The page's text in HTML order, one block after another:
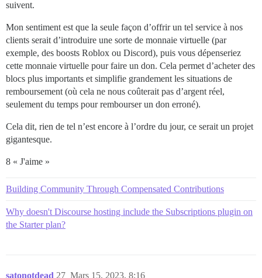
suivent.
Mon sentiment est que la seule façon d’offrir un tel service à nos
clients serait d’introduire une sorte de monnaie virtuelle (par
exemple, des boosts Roblox ou Discord), puis vous dépenseriez
cette monnaie virtuelle pour faire un don. Cela permet d’acheter des
blocs plus importants et simplifie grandement les situations de
remboursement (où cela ne nous coûterait pas d’argent réel,
seulement du temps pour rembourser un don erroné).
Cela dit, rien de tel n’est encore à l’ordre du jour, ce serait un projet
gigantesque.
8 « J'aime »
Building Community Through Compensated Contributions
Why doesn't Discourse hosting include the Subscriptions plugin on
the Starter plan?
satonotdead Mars 15, 2023, 8:16
27